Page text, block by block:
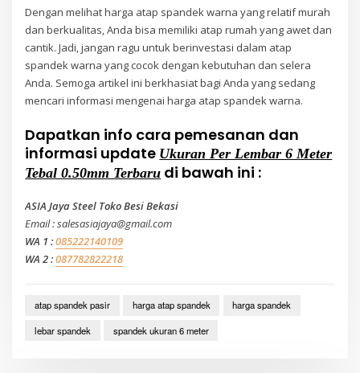
Dengan melihat harga atap spandek warna yang relatif murah
dan berkualitas, Anda bisa memiliki atap rumah yang awet dan
cantik. Jadi, jangan ragu untuk berinvestasi dalam atap
spandek warna yang cocok dengan kebutuhan dan selera
Anda. Semoga artikel ini berkhasiat bagi Anda yang sedang
mencari informasi mengenai harga atap spandek warna.
Dapatkan info cara pemesanan dan
informasi update Ukuran Per Lembar 6 Meter
Tebal 0.50mm Terbaru di bawah ini :
ASIA Jaya Steel Toko Besi Bekasi
Email : salesasiajaya@gmail.com
WA 1 :085222140109
WA 2 :087782822218
atap spandek pasir harga atap spandek
harga spandek
lebar spandek
spandek ukuran 6 meter